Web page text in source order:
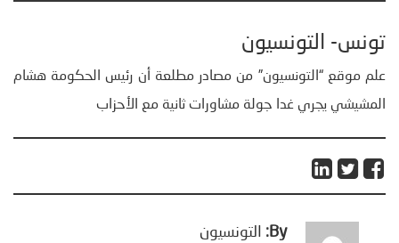
تونس- التونسيون
علم موقع “التونسيون” من مصادر مطلعة أن رئيس الحكومة هشام
المشيشي يجري غدا جولة مشاورات ثانية مع الأحزاب
By: التونسيون